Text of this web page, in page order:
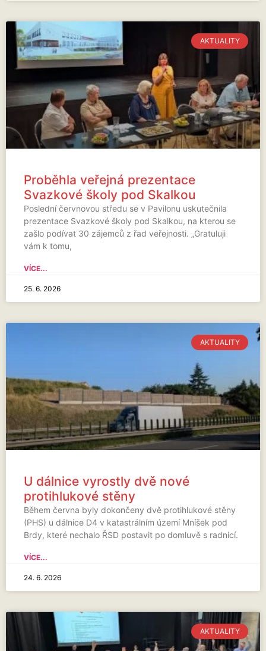
AKTUALITY
Proběhla veřejná prezentace
Svazkové školy pod Skalkou
Poslední červnovou středu se v Pavilonu uskutečnila
prezentace Svazkové školy pod Skalkou, na kterou se
zašlo podívat 30 zájemců z řad veřejnosti. „Gratuluji
vám k tomu,
VÍCE...
25. 6. 2026
AKTUALITY
U dálnice vyrostly dvě nové
protihlukové stěny
Během června byly dokončeny dvě protihlukové stěny
(PHS) u dálnice D4 v katastrálním území Mníšek pod
Brdy, které nechalo ŘSD postavit po domluvě s radnicí.
VÍCE...
24. 6. 2026
AKTUALITY